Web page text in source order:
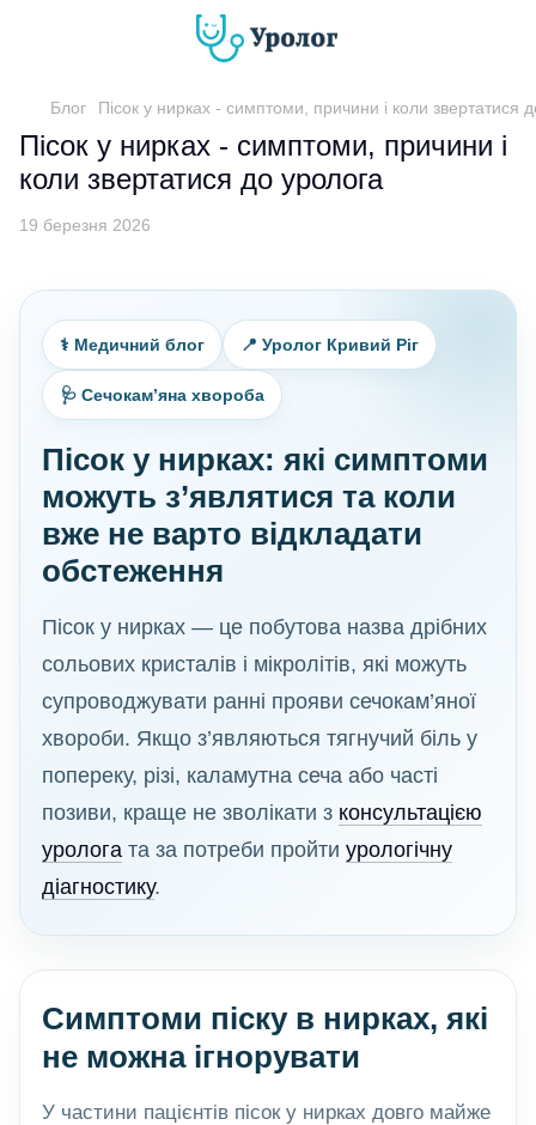
Блог Пісок у нирках - симптоми, причини і коли звертатися
Пісок у нирках - симптоми, причини і
коли звертатися до уролога
19 березня 2026
⚕️ Медичний блог 📍 Уролог Кривий Ріг
🩺 Сечокам’яна хвороба
Пісок у нирках: які симптоми
можуть з’являтися та коли
вже не варто відкладати
обстеження
Пісок у нирках — це побутова назва дрібних
сольових кристалів і мікролітів, які можуть
супроводжувати ранні прояви сечокам’яної
хвороби. Якщо з’являються тягнучий біль у
попереку, різі, каламутна сеча або часті
позиви, краще не зволікати з консультацією
уролога та за потреби пройти урологічну
діагностику.
Симптоми піску в нирках, які
не можна ігнорувати
У частини пацієнтів пісок у нирках довго майже